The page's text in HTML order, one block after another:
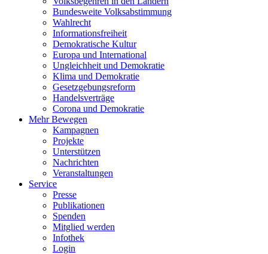
Bundesweite Volksabstimmung
Wahlrecht
Informationsfreiheit
Demokratische Kultur
Europa und International
Ungleichheit und Demokratie
Klima und Demokratie
Gesetzgebungsreform
Handelsverträge
Corona und Demokratie
Mehr Bewegen
Kampagnen
Projekte
Unterstützen
Nachrichten
Veranstaltungen
Service
Presse
Publikationen
Spenden
Mitglied werden
Infothek
Login